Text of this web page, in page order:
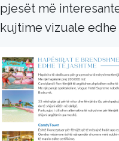
pjesët më
kujtime vizuale